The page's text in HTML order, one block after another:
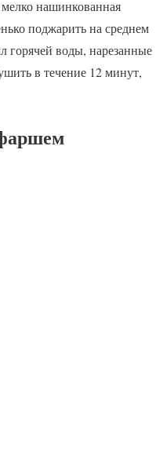
нашинкованная
поджарить на среднем
горячей воды, нарезанные
в течение 12 минут,